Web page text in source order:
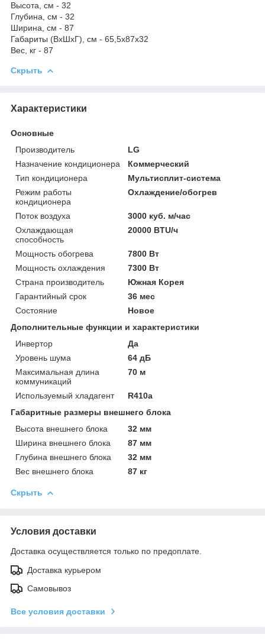
Высота, см - 32
Глубина, см - 32
Ширина, см - 87
Габариты (ВхШхГ), см - 65,5x87x32
Вес, кг - 87
Скрыть
Характеристики
Основные
Производитель
LG
Назначение кондиционера
Коммерческий
Тип кондиционера
Мультисплит-система
Режим работы
кондиционера
Охлаждение/обогрев
Поток воздуха
3000 куб. м/час
Охлаждающая
способность
20000 BTU/ч
Мощность обогрева
7800 Вт
Мощность охлаждения
7300 Вт
Страна производитель
Южная Корея
Гарантийный срок
36 мес
Состояние
Новое
Дополнительные функции и характеристики
Инвертор
Да
Уровень шума
64 дБ
Максимальная длина
коммуникаций
70 м
Используемый хладагент
R410a
Габаритные размеры внешнего блока
Высота внешнего блока
32 мм
Ширина внешнего блока
87 мм
Глубина внешнего блока
32 мм
Вес внешнего блока
87 кг
Скрыть
Условия доставки
Доставка осуществляется только по предоплате.
Доставка курьером
Самовывоз
Все условия доставки